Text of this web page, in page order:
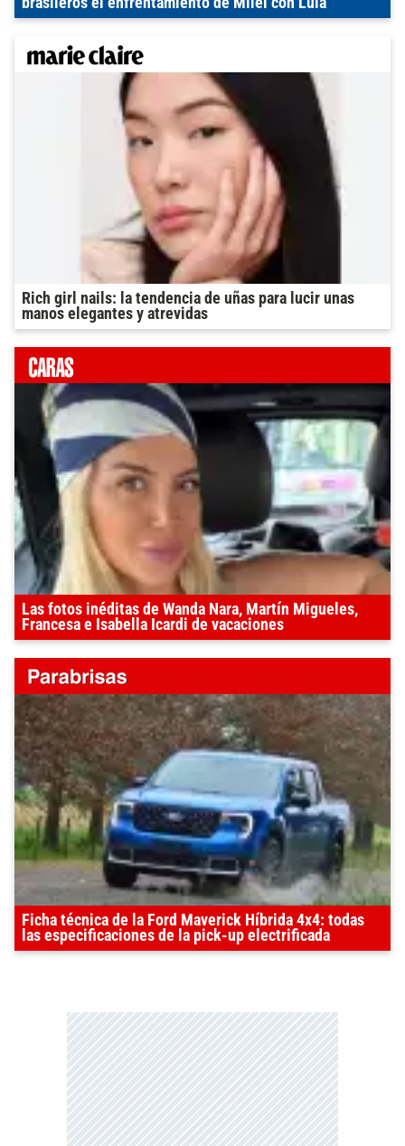
Rich girl nails: la tendencia de uñas para lucir unas
manos elegantes y atrevidas
Las fotos inéditas de Wanda Nara, Martín Migueles,
Francesa e Isabella Icardi de vacaciones
Ficha técnica de la Ford Maverick Híbrida 4x4: todas
las especificaciones de la pick-up electrificada